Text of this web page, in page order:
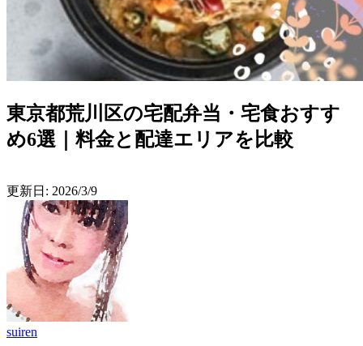
東京都荒川区の宅配弁当・宅食おすす
め6選｜料金と配達エリアを比較
更新日: 2026/3/9
suiren